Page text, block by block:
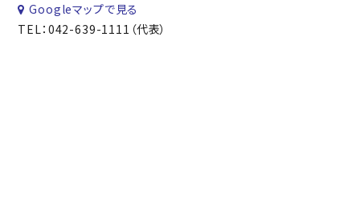
Googleマップで見る
TEL：042-639-1111（代表）